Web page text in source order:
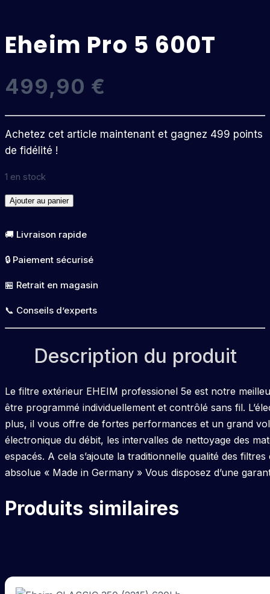
Eheim Pro 5 600T
499,90 €
Achetez cet article maintenant et gagnez 499 points
de fidélité !
1 en stock
quantité
Eheim
5
600T
Ajouter au panier
🚚 Livraison rapide
🔒 Paiement sécurisé
🏪 Retrait en magasin
📞 Conseils d’experts
Description du produit
Le filtre extérieur EHEIM professionel 5e est notre
être programmé individuellement et contrôlé sans fil.
plus, il vous offre de fortes performances et un grand
électronique du débit, les intervalles de nettoyage des
espacés. A cela s’ajoute la traditionnelle qualité des
absolue « Made in Germany » Vous disposez d’une
Produits similaires